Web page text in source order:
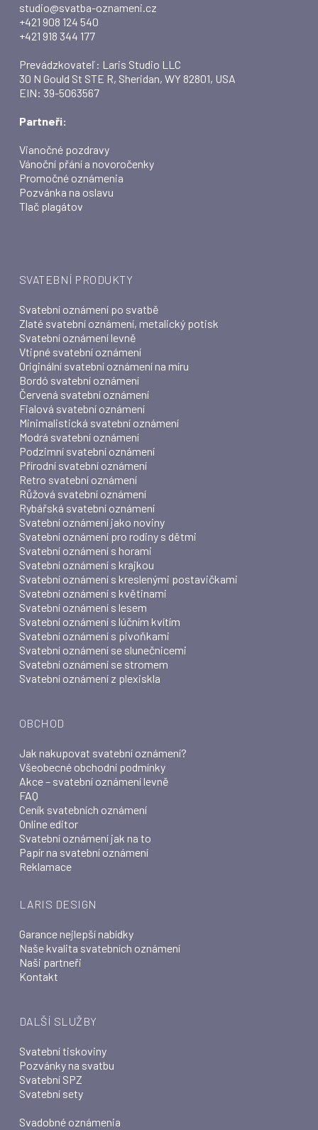
studio@svatba-oznameni.cz
+421 908 124 540
+421 918 344 177
Prevádzkovateľ: Laris Studio LLC
30 N Gould St STE R, Sheridan, WY 82801, USA
EIN: 39-5063567
Partneři:
Vianočné pozdravy
Vánoční přání a novoročenky
Promočné oznámenia
Pozvánka na oslavu
Tlač plagátov
SVATEBNÍ PRODUKTY
Svatební oznámení po svatbě
Zlaté svatební oznámení, metalický potisk
Svatební oznámení levně
Vtipné svatební oznámení
Originální svatební oznámení na míru
Bordó svatební oznámení
Červená svatební oznámení
Fialová svatební oznámení
Minimalistická svatební oznámení
Modrá svatební oznámení
Podzimní svatební oznámení
Přírodní svatební oznámení
Retro svatební oznámení
Růžová svatební oznámení
Rybářská svatební oznámení
Svatební oznámení jako noviny
Svatební oznámení pro rodiny s dětmi
Svatební oznámení s horami
Svatební oznámení s krajkou
Svatební oznámení s kreslenými postavičkami
Svatební oznámení s květinami
Svatební oznámení s lesem
Svatební oznámení s lúčním kvítím
Svatební oznámení s pivoňkami
Svatební oznámení se slunečnicemi
Svatební oznámení se stromem
Svatební oznámení z plexiskla
OBCHOD
Jak nakupovat svatební oznámení?
Všeobecné obchodní podmínky
Akce – svatební oznámení levně
FAQ
Ceník svatebních oznámení
Online editor
Svatební oznámení jak na to
Papír na svatební oznámení
Reklamace
LARIS DESIGN
Garance nejlepší nabídky
Naše kvalita svatebních oznámení
Naši partneři
Kontakt
DALŠÍ SLUŽBY
Svatební tiskoviny
Pozvánky na svatbu
Svatební SPZ
Svatební sety
Svadobné oznámenia